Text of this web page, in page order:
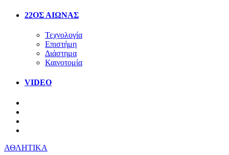
22ΟΣ ΑΙΩΝΑΣ
Τεχνολογία
Επιστήμη
Διάστημα
Καινοτομία
VIDEO
ΑΘΛΗΤΙΚΑ